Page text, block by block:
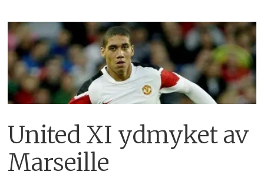
United XI ydmyket av
Marseille